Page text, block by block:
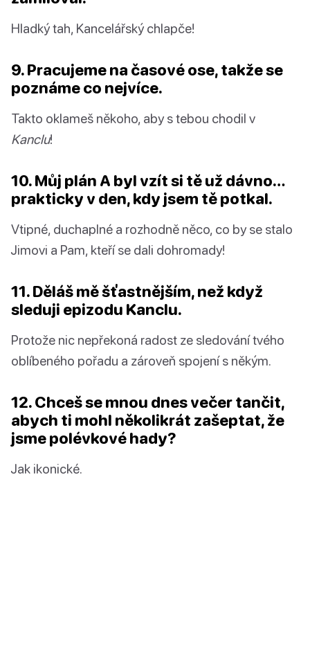
Hladký tah, Kancelářský chlapče!
9. Pracujeme na časové ose, takže se
poznáme co nejvíce.
Takto oklameš někoho, aby s tebou chodil v
Kanclu!
10. Můj plán A byl vzít si tě už dávno…
prakticky v den, kdy jsem tě potkal.
Vtipné, duchaplné a rozhodně něco, co by se stalo
Jimovi a Pam, kteří se dali dohromady!
11. Děláš mě šťastnějším, než když
sleduji epizodu Kanclu.
Protože nic nepřekoná radost ze sledování tvého
oblíbeného pořadu a zároveň spojení s někým.
12. Chceš se mnou dnes večer tančit,
abych ti mohl několikrát zašeptat, že
jsme polévkové hady?
Jak ikonické.